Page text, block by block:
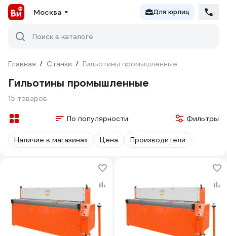
Москва Для юрлиц
Поиск в каталоге
Главная / Станки / Гильотины промышленные
Гильотины промышленные
15 товаров
По популярности Фильтры
Наличие в магазинах Цена Производители